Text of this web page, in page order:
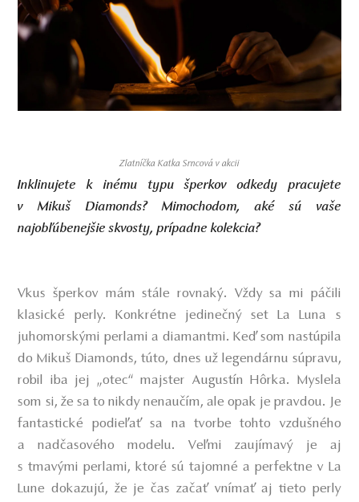
Zlatníčka Katka Srncová v akcii
Inklinujete k inému typu šperkov odkedy pracujete
v Mikuš Diamonds? Mimochodom, aké sú vaše
najobľúbenejšie skvosty, prípadne kolekcia?
Vkus šperkov mám stále rovnaký. Vždy sa mi páčili
klasické perly. Konkrétne jedinečný set La Luna s
juhomorskými perlami a diamantmi. Keď som nastúpila
do Mikuš Diamonds, túto, dnes už legendárnu súpravu,
robil iba jej „otec“ majster Augustín Hôrka. Myslela
som si, že sa to nikdy nenaučím, ale opak je pravdou. Je
fantastické podieľať sa na tvorbe tohto vzdušného
a nadčasového modelu. Veľmi zaujímavý je aj
s tmavými perlami, ktoré sú tajomné a perfektne v La
Lune dokazujú, že je čas začať vnímať aj tieto perly